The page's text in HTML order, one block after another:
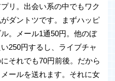
アカウントでも登録、
ですぐに始められます。
行いますが
れますので安心してご利用
リ。出会い系の中でもワク
ダントツです。まずハッピ
。メール1通50円。他のぼ
250円するし、ライブチャ
それでも70円前後。だから
ールを送れます。それに女